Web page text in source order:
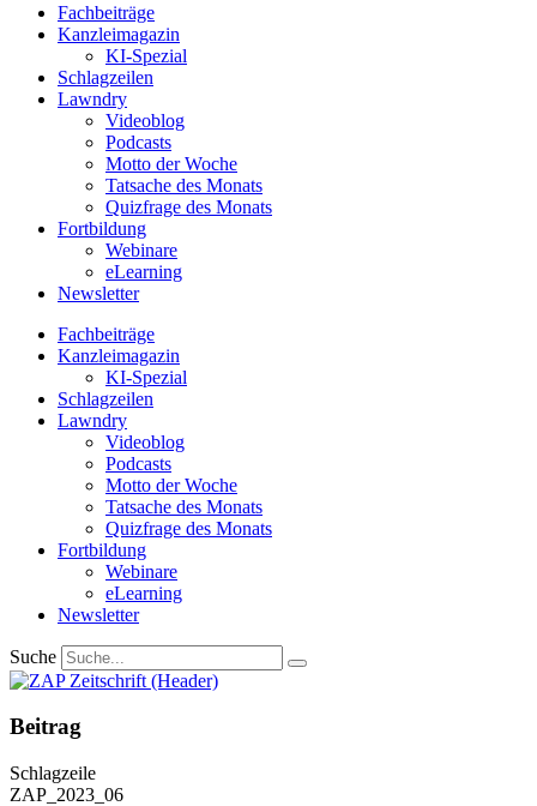
Fachbeiträge
Kanzleimagazin
KI-Spezial
Schlagzeilen
Lawndry
Videoblog
Podcasts
Motto der Woche
Tatsache des Monats
Quizfrage des Monats
Fortbildung
Webinare
eLearning
Newsletter
Fachbeiträge
Kanzleimagazin
KI-Spezial
Schlagzeilen
Lawndry
Videoblog
Podcasts
Motto der Woche
Tatsache des Monats
Quizfrage des Monats
Fortbildung
Webinare
eLearning
Newsletter
Suche
Beitrag
Schlagzeile
ZAP_2023_06